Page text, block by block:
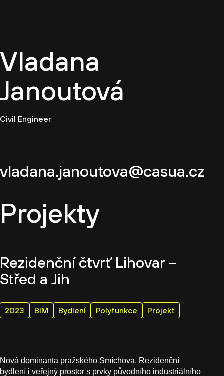
Vladana
Janoutová
Civil Engineer
vladana.janoutova@casua.cz
Projekty
Rezidenční čtvrť Lihovar –
Střed a Jih
2023 BIM Bydlení Polyfunkce Projekt
Nová dominanta pražského Smíchova. Rezidenční
bydlení i veřejný prostor s prvky původního industriálního